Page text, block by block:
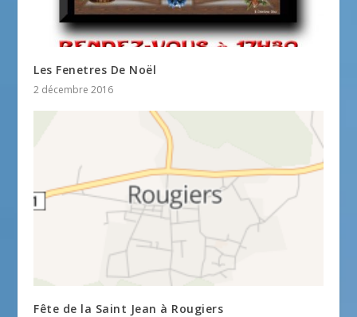
Les Fenetres De Noël
2 décembre 2016
Fête de la Saint Jean à Rougiers